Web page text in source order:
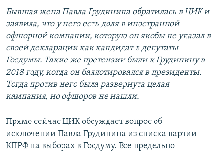
Бывшая жена Павла Грудинина обратилась в ЦИК и
заявила, что у него есть доля в иностранной
офшорной компании, которую он якобы не указал в
своей декларации как кандидат в депутаты
Госдумы. Такие же претензии были к Грудинину в
2018 году, когда он баллотировался в президенты.
Тогда против него была развернута целая
кампания, но офшоров не нашли.
Прямо сейчас ЦИК обсуждает вопрос об
исключении Павла Грудинина из списка партии
КПРФ на выборах в Госдуму. Все предельно